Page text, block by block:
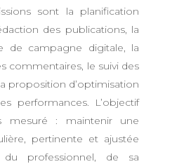
sont la planification
des publications, la
de campagne digitale, la
commentaires, le suivi des
proposition d’optimisation
performances. L’objectif
mesuré : maintenir une
pertinente et ajustée
professionnel, de sa